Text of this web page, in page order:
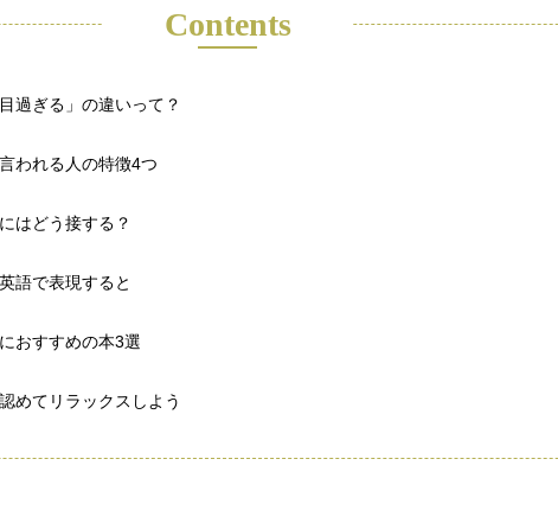
Contents
過ぎる」の違いって？
われる人の特徴4つ
はどう接する？
語で表現すると
おすすめの本3選
めてリラックスしよう